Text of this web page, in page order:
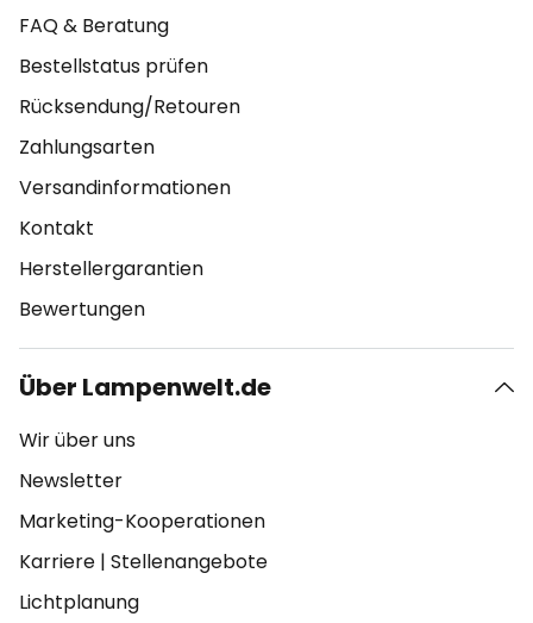
FAQ & Beratung
Bestellstatus prüfen
Rücksendung/Retouren
Zahlungsarten
Versandinformationen
Kontakt
Herstellergarantien
Bewertungen
Über Lampenwelt.de
Wir über uns
Newsletter
Marketing-Kooperationen
Karriere | Stellenangebote
Lichtplanung